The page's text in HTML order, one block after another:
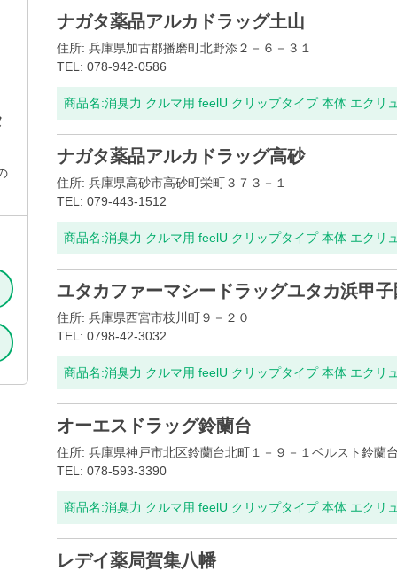
ナガタ薬品アルカドラッグ土山
住所: 兵庫県加古郡播磨町北野添２－６－３１
TEL: 078-942-0586
商品名:消臭力 クルマ用 feelU クリップタイプ 本体 エクリ
ナガタ薬品アルカドラッグ高砂
住所: 兵庫県高砂市高砂町栄町３７３－１
TEL: 079-443-1512
商品名:消臭力 クルマ用 feelU クリップタイプ 本体 エクリ
ユタカファーマシードラッグユタカ浜甲子
住所: 兵庫県西宮市枝川町９－２０
TEL: 0798-42-3032
商品名:消臭力 クルマ用 feelU クリップタイプ 本体 エクリ
オーエスドラッグ鈴蘭台
住所: 兵庫県神戸市北区鈴蘭台北町１－９－１ベルスト鈴蘭
TEL: 078-593-3390
商品名:消臭力 クルマ用 feelU クリップタイプ 本体 エクリ
レデイ薬局賀集八幡